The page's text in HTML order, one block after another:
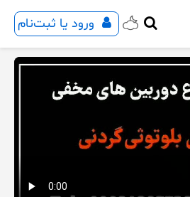
ورود یا ثبت‌نام